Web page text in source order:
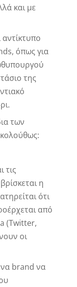
και με
όπως για
της
των
τις
η
ότι
από
(Twitter,
οι
brand να